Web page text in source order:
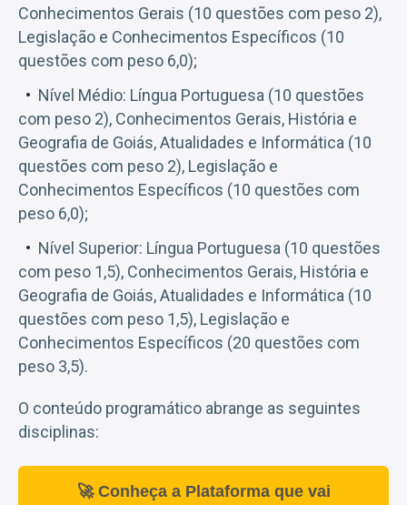
Conhecimentos Gerais (10 questões com peso 2),
Legislação e Conhecimentos Específicos (10
questões com peso 6,0);
Nível Médio: Língua Portuguesa (10 questões
com peso 2), Conhecimentos Gerais, História e
Geografia de Goiás, Atualidades e Informática (10
questões com peso 2), Legislação e
Conhecimentos Específicos (10 questões com
peso 6,0);
Nível Superior: Língua Portuguesa (10 questões
com peso 1,5), Conhecimentos Gerais, História e
Geografia de Goiás, Atualidades e Informática (10
questões com peso 1,5), Legislação e
Conhecimentos Específicos (20 questões com
peso 3,5).
O conteúdo programático abrange as seguintes
disciplinas:
🚀 Conheça a Plataforma que vai